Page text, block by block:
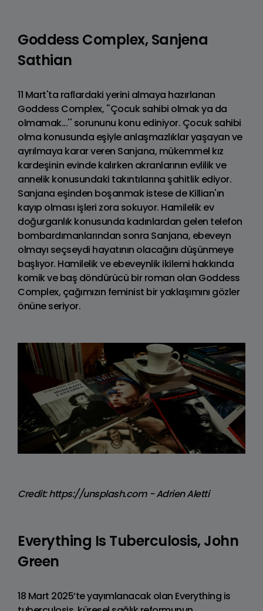
Goddess Complex, Sanjena
Sathian
11 Mart'ta raflardaki yerini almaya hazırlanan
Goddess Complex, ''Çocuk sahibi olmak ya da
olmamak...'' sorununu konu ediniyor. Çocuk sahibi
olma konusunda eşiyle anlaşmazlıklar yaşayan ve
ayrılmaya karar veren Sanjana, mükemmel kız
kardeşinin evinde kalırken akranlarının evlilik ve
annelik konusundaki takıntılarına şahitlik ediyor.
Sanjana eşinden boşanmak istese de Killian'ın
kayıp olması işleri zora sokuyor. Hamilelik ev
doğurganlık konusunda kadınlardan gelen telefon
bombardımanlarından sonra Sanjana, ebeveyn
olmayı seçseydi hayatının olacağını düşünmeye
başlıyor. Hamilelik ve ebeveynlik ikilemi hakkında
komik ve baş döndürücü bir roman olan Goddess
Complex, çağımızın feminist bir yaklaşımını gözler
önüne seriyor.
Credit: https://unsplash.com - Adrien Aletti
Everything Is Tuberculosis, John
Green
18 Mart 2025’te yayımlanacak olan Everything is